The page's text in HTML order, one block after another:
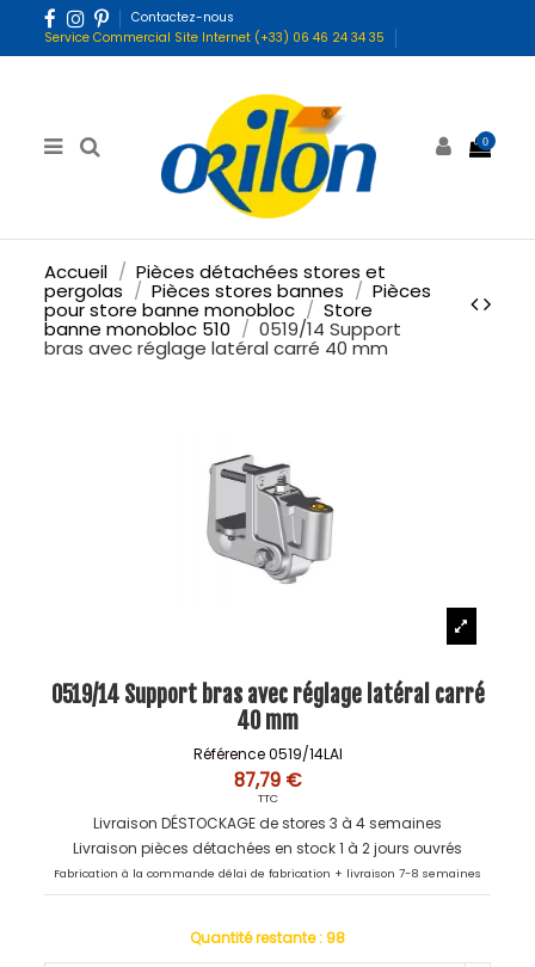
Contactez-nous
Service Commercial Site Internet (+33) 06 46 24 34 35
0
Accueil Pièces détachées stores et
pergolas Pièces stores bannes Pièces
pour store banne monobloc Store
banne monobloc 510 0519/14 Support
bras avec réglage latéral carré 40 mm
0519/14 Support bras avec réglage latéral carré
40 mm
Référence 0519/14LAI
87,79 €
TTC
Livraison DÉSTOCKAGE de stores 3 à 4 semaines
Livraison pièces détachées en stock 1 à 2 jours ouvrés
Fabrication à la commande délai de fabrication + livraison 7-8 semaines
Quantité restante : 98